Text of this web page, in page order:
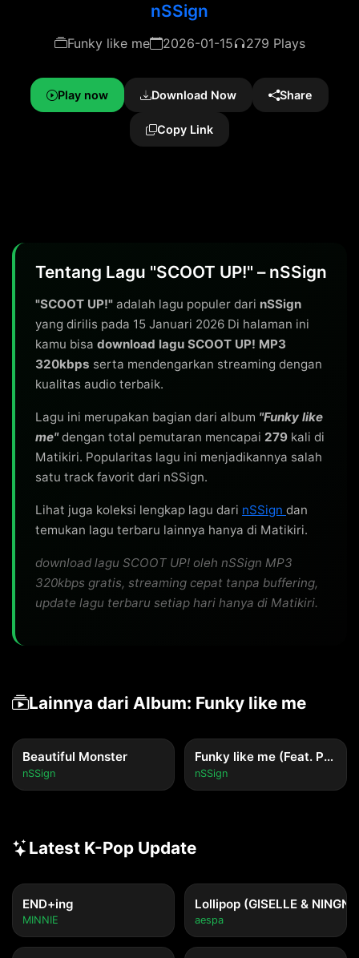
nSSign
Funky like me 2026-01-15 279 Plays
Play now Download Now Share
Copy Link
Tentang Lagu "SCOOT UP!" – nSSign
"SCOOT UP!" adalah lagu populer dari nSSign
yang dirilis pada 15 Januari 2026 Di halaman ini
kamu bisa download lagu SCOOT UP! MP3
320kbps serta mendengarkan streaming dengan
kualitas audio terbaik.
Lagu ini merupakan bagian dari album "Funky like
me"dengan total pemutaran mencapai 279 kali di
Matikiri. Popularitas lagu ini menjadikannya salah
satu track favorit dari nSSign.
Lihat juga koleksi lengkap lagu dari nSSign dan
temukan lagu terbaru lainnya hanya di Matikiri.
download lagu SCOOT UP! oleh nSSign MP3
320kbps gratis, streaming cepat tanpa buffering,
update lagu terbaru setiap hari hanya di Matikiri.
Lainnya dari Album: Funky like me
Beautiful Monster
nSSign
Funky like me (Feat. PEAK & PITCH)
nSSign
Latest K-Pop Update
END+ing
MINNIE
Lollipop (GISELLE &
aespa